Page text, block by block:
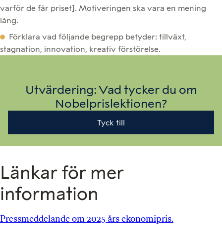
varför de får priset]. Motiveringen ska vara en mening
lång.
Förklara vad följande begrepp betyder: tillväxt,
stagnation, innovation, kreativ förstörelse.
Utvärdering: Vad tycker du om
Nobelprislektionen?
Tyck till
Länkar för mer
information
Pressmeddelande om 2025 års ekonomipris.